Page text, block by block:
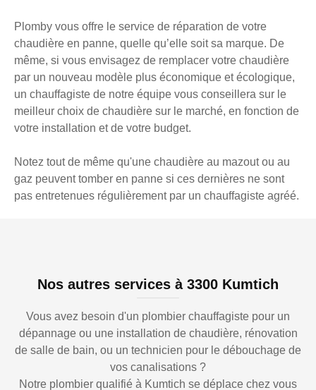
Plomby vous offre le service de réparation de votre
chaudière en panne, quelle qu’elle soit sa marque. De
même, si vous envisagez de remplacer votre chaudière
par un nouveau modèle plus économique et écologique,
un chauffagiste de notre équipe vous conseillera sur le
meilleur choix de chaudière sur le marché, en fonction de
votre installation et de votre budget.
Notez tout de même qu'une chaudière au mazout ou au
gaz peuvent tomber en panne si ces dernières ne sont
pas entretenues régulièrement par un chauffagiste agréé.
Nos autres services à 3300 Kumtich
Vous avez besoin d'un plombier chauffagiste pour un
dépannage ou une installation de chaudière, rénovation
de salle de bain, ou un technicien pour le débouchage de
vos canalisations ?
Notre plombier qualifié à Kumtich se déplace chez vous